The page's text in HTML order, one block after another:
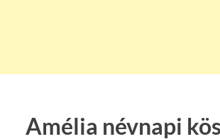
Amélia névnapi